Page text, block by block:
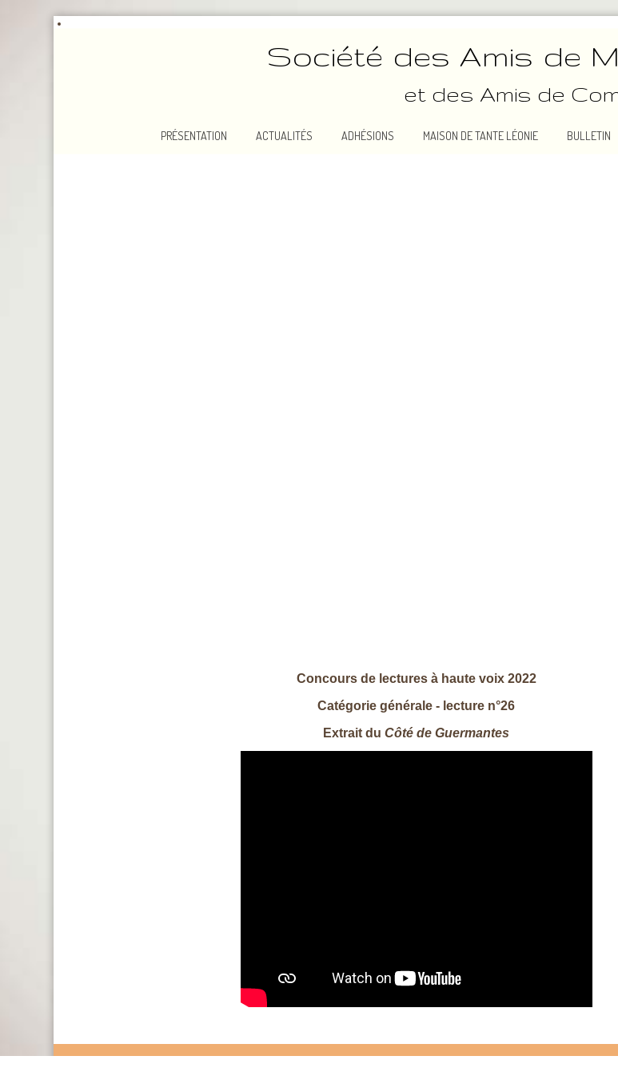
Société des Amis de
et des Amis de
PRÉSENTATION ACTUALITÉS ADHÉSIONS MAISON DE TANTE LÉONIE BULLETIN
Concours de lectures à haute voix 2022
Catégorie générale - lecture n°26
Extrait duCôté de Guermantes